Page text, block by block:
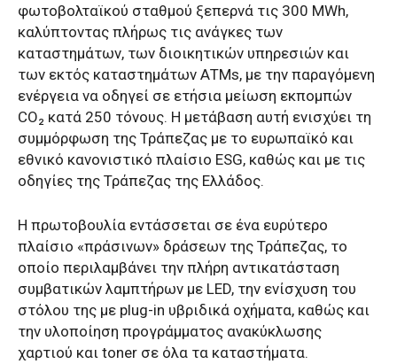
φωτοβολταϊκού σταθμού ξεπερνά τις 300 MWh,
καλύπτοντας πλήρως τις ανάγκες των
καταστημάτων, των διοικητικών υπηρεσιών και
των εκτός καταστημάτων ΑΤΜs, με την παραγόμενη
ενέργεια να οδηγεί σε ετήσια μείωση εκπομπών
CO₂ κατά 250 τόνους. Η μετάβαση αυτή ενισχύει τη
συμμόρφωση της Τράπεζας με το ευρωπαϊκό και
εθνικό κανονιστικό πλαίσιο ESG, καθώς και με τις
οδηγίες της Τράπεζας της Ελλάδος.
Η πρωτοβουλία εντάσσεται σε ένα ευρύτερο
πλαίσιο «πράσινων» δράσεων της Τράπεζας, το
οποίο περιλαμβάνει την πλήρη αντικατάσταση
συμβατικών λαμπτήρων με LED, την ενίσχυση του
στόλου της με plug-in υβριδικά οχήματα, καθώς και
την υλοποίηση προγράμματος ανακύκλωσης
χαρτιού και toner σε όλα τα καταστήματα.